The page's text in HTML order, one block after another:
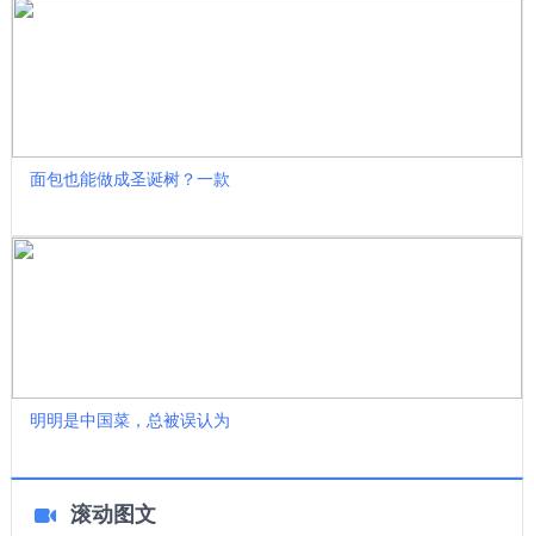
面包也能做成圣诞树？一款
明明是中国菜，总被误认为
滚动图文